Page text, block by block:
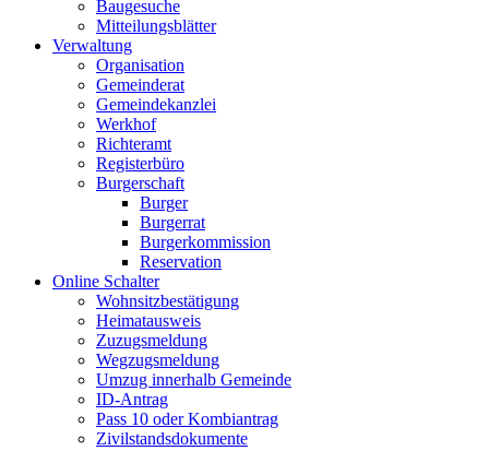
Baugesuche
Mitteilungsblätter
Verwaltung
Organisation
Gemeinderat
Gemeindekanzlei
Werkhof
Richteramt
Registerbüro
Burgerschaft
Burger
Burgerrat
Burgerkommission
Reservation
Online Schalter
Wohnsitzbestätigung
Heimatausweis
Zuzugsmeldung
Wegzugsmeldung
Umzug innerhalb Gemeinde
ID-Antrag
Pass 10 oder Kombiantrag
Zivilstandsdokumente